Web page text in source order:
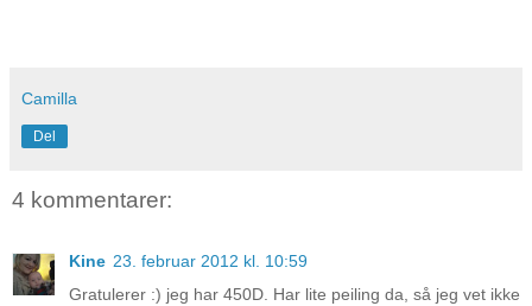
Camilla
Del
4 kommentarer:
Kine 23. februar 2012 kl. 10:59
Gratulerer :) jeg har 450D. Har lite peiling da, så jeg vet ikke